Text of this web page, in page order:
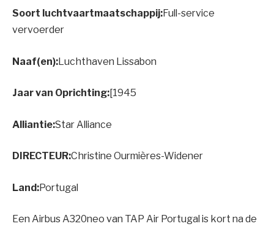
Soort luchtvaartmaatschappij:Full-service
vervoerder
Naaf(en):Luchthaven Lissabon
Jaar van Oprichting:[1945
Alliantie:Star Alliance
DIRECTEUR:Christine Ourmières-Widener
Land:Portugal
Een Airbus A320neo van TAP Air Portugal is kort na de